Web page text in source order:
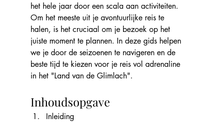
het hele jaar door een scala aan activiteiten.
Om het meeste uit je avontuurlijke reis te
halen, is het cruciaal om je bezoek op het
juiste moment te plannen. In deze gids helpen
we je door de seizoenen te navigeren en de
beste tijd te kiezen voor je reis vol adrenaline
in het "Land van de Glimlach".
Inhoudsopgave
Inleiding